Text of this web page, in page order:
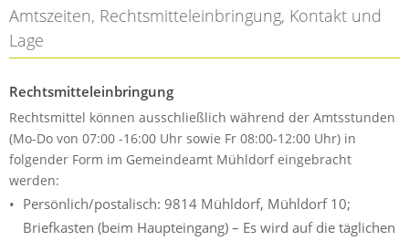
Amtszeiten, Rechtsmitteleinbringung, Kontakt und
Lage
Rechtsmitteleinbringung
Rechtsmittel können ausschließlich während der Amtsstunden
(Mo-Do von 07:00 -16:00 Uhr sowie Fr 08:00-12:00 Uhr) in
folgender Form im Gemeindeamt Mühldorf eingebracht
werden:
Persönlich/postalisch: 9814 Mühldorf, Mühldorf 10;
Briefkasten (beim Haupteingang) – Es wird auf die täglichen